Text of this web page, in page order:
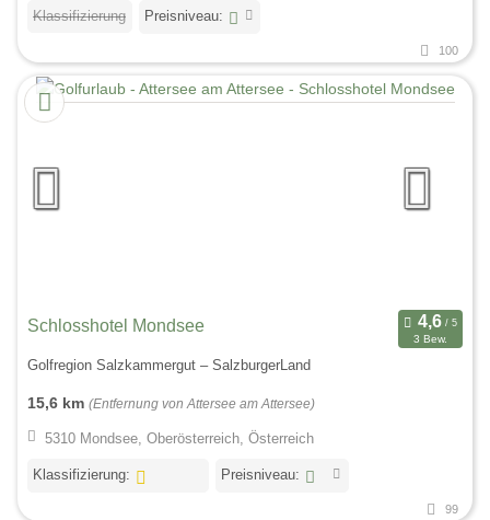
Klassifizierung Preisniveau:
100
Schlosshotel Mondsee
3 Bew.
Golfregion Salzkammergut – SalzburgerLand
15,6 km (Entfernung von Attersee am Attersee)
5310 Mondsee, Oberösterreich, Österreich
Klassifizierung: Preisniveau:
99